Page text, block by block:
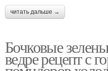
читать дальше →
Бочковые
ведре рецепт с